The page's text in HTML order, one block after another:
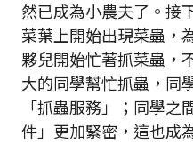
然已成為小農夫了。接
菜葉上開始出現菜蟲，
夥兒開始忙著抓菜蟲，
大的同學幫忙抓蟲，同
「抓蟲服務」；同學
件」更加緊密，這也成